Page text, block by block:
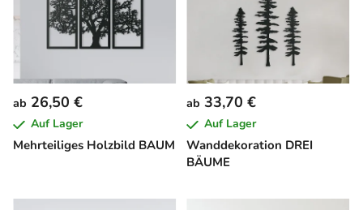
Mehrteiliges Holzbild BAUM
ab 26,50 €
Auf Lager
Wanddekoration DREI
BÄUME
ab 33,70 €
Auf Lager